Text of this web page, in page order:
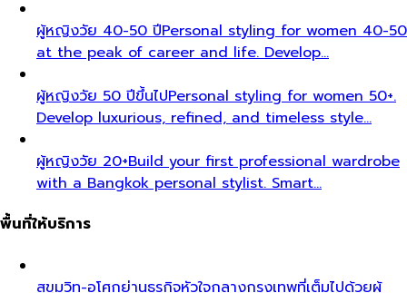
ผู้หญิงวัย 40-50 ปีPersonal styling for women 40-50
at the peak of career and life. Develop…
ผู้หญิงวัย 50 ปีขึ้นไปPersonal styling for women 50+.
Develop luxurious, refined, and timeless style…
ผู้หญิงวัย 20+Build your first professional wardrobe
with a Bangkok personal stylist. Smart…
พื้นที่ให้บริการ
สุขุมวิท-อโศกย่านธุรกิจหัวใจกลางกรุงเทพที่เต็มไปด้วยผู้